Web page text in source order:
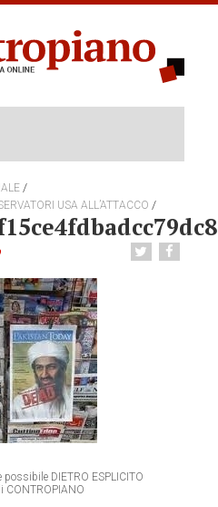
/
USA ALL’ATTACCO /
DIETRO ESPLICITO
CONTROPIANO